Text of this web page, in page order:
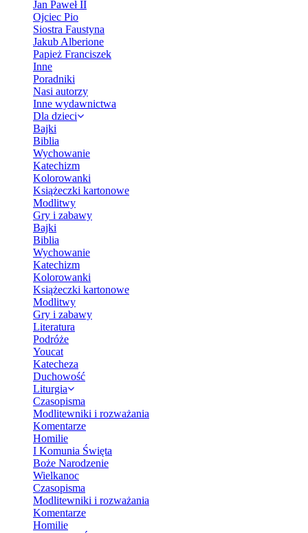
Jan Paweł II
Ojciec Pio
Siostra Faustyna
Jakub Alberione
Papież Franciszek
Inne
Poradniki
Nasi autorzy
Inne wydawnictwa
Dla dzieci
Bajki
Biblia
Wychowanie
Katechizm
Kolorowanki
Książeczki kartonowe
Modlitwy
Gry i zabawy
Bajki
Biblia
Wychowanie
Katechizm
Kolorowanki
Książeczki kartonowe
Modlitwy
Gry i zabawy
Literatura
Podróże
Youcat
Katecheza
Duchowość
Liturgia
Czasopisma
Modlitewniki i rozważania
Komentarze
Homilie
I Komunia Święta
Boże Narodzenie
Wielkanoc
Czasopisma
Modlitewniki i rozważania
Komentarze
Homilie